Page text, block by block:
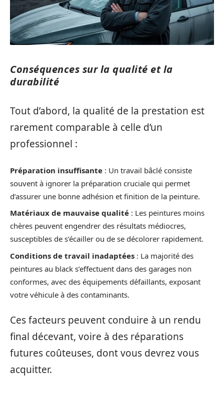
Conséquences sur la qualité et la
durabilité
Tout d’abord, la qualité de la prestation est
rarement comparable à celle d’un
professionnel :
Préparation insuffisante : Un travail bâclé consiste
souvent à ignorer la préparation cruciale qui permet
d’assurer une bonne adhésion et finition de la peinture.
Matériaux de mauvaise qualité : Les peintures moins
chères peuvent engendrer des résultats médiocres,
susceptibles de s’écailler ou de se décolorer rapidement.
Conditions de travail inadaptées : La majorité des
peintures au black s’effectuent dans des garages non
conformes, avec des équipements défaillants, exposant
votre véhicule à des contaminants.
Ces facteurs peuvent conduire à un rendu
final décevant, voire à des réparations
futures coûteuses, dont vous devrez vous
acquitter.